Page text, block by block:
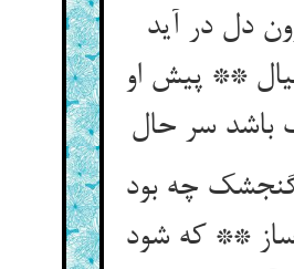
دل در آید
** پیش او
باشد سر حال‏
چه بود
** که شود